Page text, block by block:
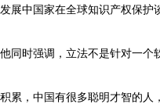
展中国家在全球知识产权保护
时强调，立法不是针对一个
，中国有很多聪明才智的人